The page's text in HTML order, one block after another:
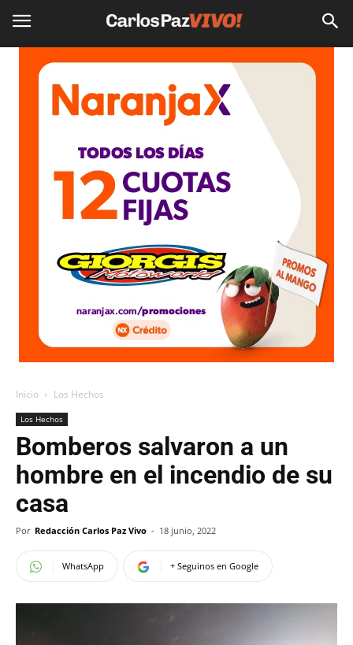
Inicio Los Hechos
Los Hechos
Bomberos salvaron a un
hombre en el incendio de su
casa
Por Redacción Carlos Paz Vivo - 18 junio, 2022
WhatsApp + Seguinos en Google